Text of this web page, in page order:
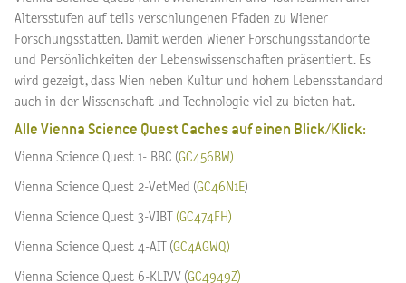
Altersstufen auf teils verschlungenen Pfaden zu Wiener
Forschungsstätten. Damit werden Wiener Forschungsstandorte
und Persönlichkeiten der Lebenswissenschaften präsentiert. Es
wird gezeigt, dass Wien neben Kultur und hohem Lebensstandard
auch in der Wissenschaft und Technologie viel zu bieten hat.
Alle Vienna Science Quest Caches auf einen Blick/Klick:
Vienna Science Quest 1- BBC (GC456BW)
Vienna Science Quest 2-VetMed (GC46N1E)
Vienna Science Quest 3-VIBT (GC474FH)
Vienna Science Quest 4-AIT (GC4AGWQ)
Vienna Science Quest 6-KLIVV (GC4949Z)